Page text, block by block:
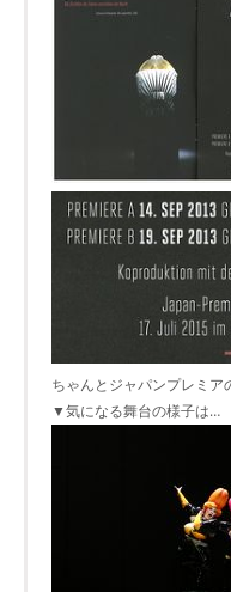
ちゃんとジャパンプレミア
▼気になる舞台の様子は…